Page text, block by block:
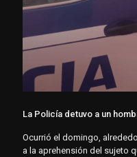
La Policía detuvo a un
Ocurrió el domingo,
a la aprehensión del sujeto